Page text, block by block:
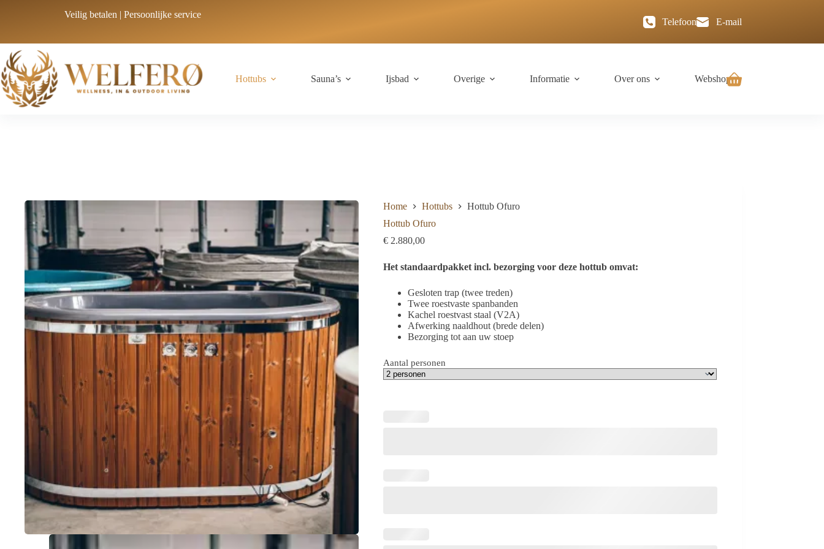
Veilig betalen | Persoonlijke service
Telefoon E-mail
Hottubs Sauna’s Ijsbad Overige Informatie Over ons Webshop
Home Hottubs
Hottub Ofuro
Hottub Ofuro
€2.880,00
Het standaardpakket incl. bezorging voor deze hottub omvat:
Gesloten trap (twee treden)
Twee roestvaste spanbanden
Kachel roestvast staal (V2A)
Afwerking naaldhout (brede delen)
Bezorging tot aan uw stoep
Aantal personen